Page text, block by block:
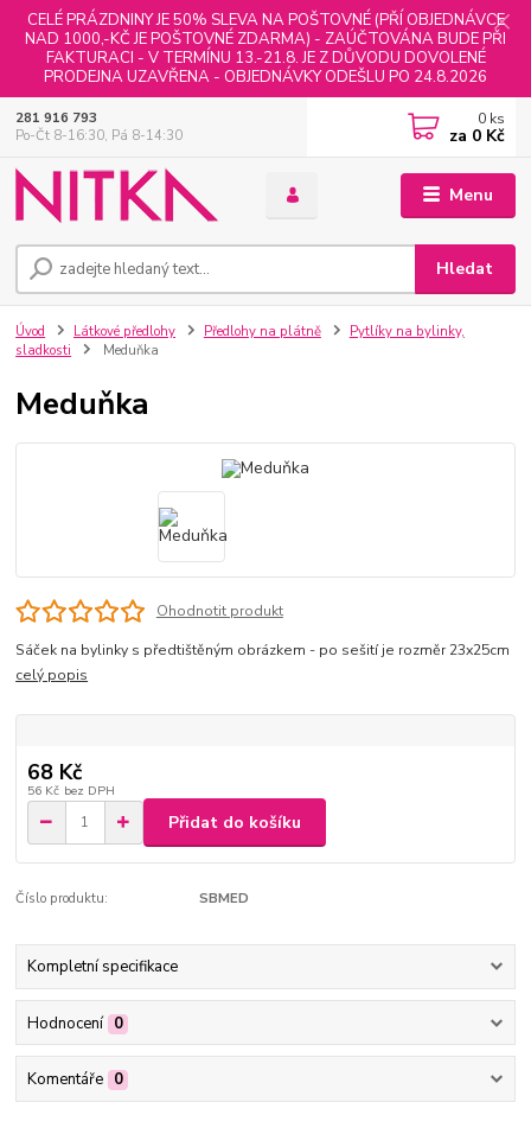
CELÉ PRÁZDNINY JE 50% SLEVA NA POŠTOVNÉ (PŘÍ OBJEDNÁVCE
NAD 1000,-KČ JE POŠTOVNÉ ZDARMA) - ZAÚČTOVÁNA BUDE PŘI
FAKTURACI - V TERMÍNU 13.-21.8. JE Z DŮVODU DOVOLENÉ
PRODEJNA UZAVŘENA - OBJEDNÁVKY ODEŠLU PO 24.8.2026
Menu
Hledat
281 916 793
Po-Čt 8-16:30, Pá 8-14:30
0 ks
za 0 Kč
Úvod Látkové předlohy Předlohy na plátně
Pytlíky na bylinky,
sladkosti
Meduňka
Meduňka
Ohodnotit produkt
Sáček na bylinky s předtištěným obrázkem - po sešití je rozměr 23x25cm
celý popis
68 Kč
56 Kč bez DPH
Přidat do košíku
Číslo produktu: SBMED
Kompletní specifikace
Hodnocení 0
Komentáře 0